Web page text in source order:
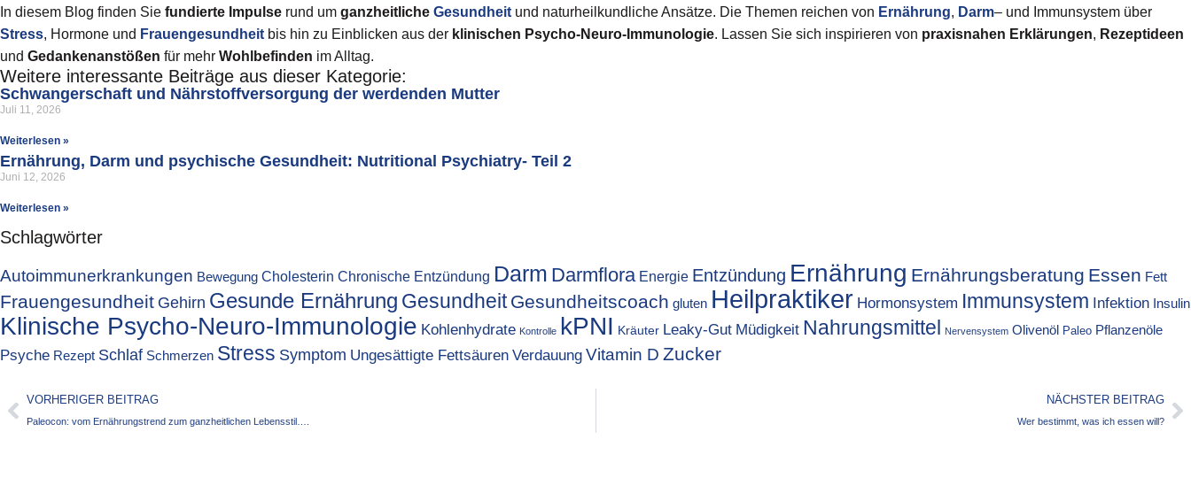
In diesem Blog finden Sie fundierte Impulse rund um ganzheitliche Gesundheit und naturheilkundliche Ansätze. Die Themen reichen von Ernährung, Darm– und Immunsystem über
Stress, Hormone und Frauengesundheit bis hin zu Einblicken aus der klinischen Psycho-Neuro-Immunologie. Lassen Sie sich inspirieren von praxisnahen Erklärungen, Rezeptideen
und Gedankenanstößen für mehr Wohlbefinden im Alltag.
Weitere interessante Beiträge aus dieser Kategorie:
Schwangerschaft und Nährstoffversorgung der werdenden Mutter
Juli 11, 2026
Weiterlesen »
Ernährung, Darm und psychische Gesundheit: Nutritional Psychiatry- Teil 2
Juni 12, 2026
Weiterlesen »
Schlagwörter
Autoimmunerkrankungen Bewegung Cholesterin Chronische Entzündung Darm Darmflora Energie Entzündung Ernährung Ernährungsberatung Essen Fett
Frauengesundheit Gehirn Gesunde Ernährung Gesundheit Gesundheitscoach gluten Heilpraktiker Hormonsystem Immunsystem Infektion Insulin
Klinische Psycho-Neuro-Immunologie Kohlenhydrate Kontrolle kPNI Kräuter Leaky-Gut Müdigkeit Nahrungsmittel Nervensystem Olivenöl Paleo Pflanzenöle
Psyche Rezept Schlaf Schmerzen Stress Symptom Ungesättigte Fettsäuren Verdauung Vitamin D Zucker
VORHERIGER BEITRAG
Paleocon: vom Ernährungstrend zum ganzheitlichen Lebensstil….
NÄCHSTER BEITRAG
Wer bestimmt, was ich essen will?